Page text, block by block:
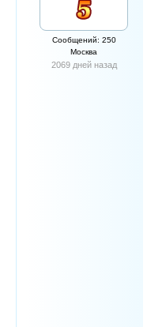
Сообщений: 250
Москва
2069 дней назад